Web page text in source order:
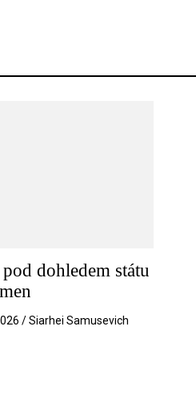
dohledem státu
/ Siarhei Samusevich